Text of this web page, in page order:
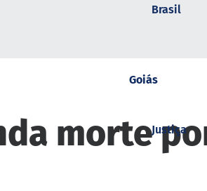
Brasil
Justiça
Goiás
morte